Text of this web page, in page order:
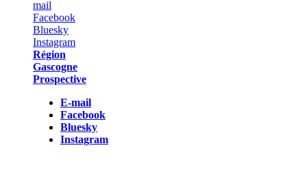
Région
Gascogne
Prospective
E-mail
Facebook
Bluesky
Instagram